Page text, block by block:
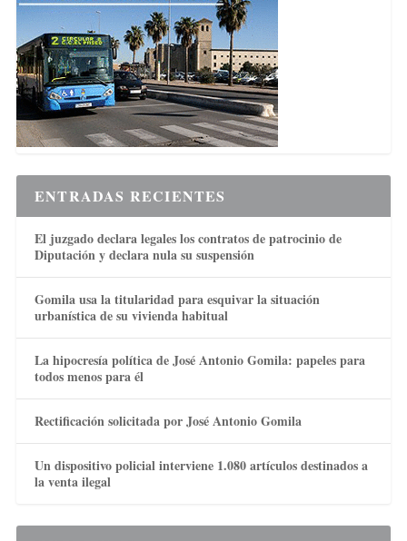
ENTRADAS RECIENTES
El juzgado declara legales los contratos de patrocinio de
Diputación y declara nula su suspensión
Gomila usa la titularidad para esquivar la situación
urbanística de su vivienda habitual
La hipocresía política de José Antonio Gomila: papeles para
todos menos para él
Rectificación solicitada por José Antonio Gomila
Un dispositivo policial interviene 1.080 artículos destinados a
la venta ilegal